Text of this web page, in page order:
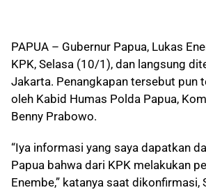
PAPUA – Gubernur Papua, Lukas
KPK, Selasa (10/1), dan langsung
Jakarta. Penangkapan tersebut pun
oleh Kabid Humas Polda Papua,
Benny Prabowo.
“Iya informasi yang saya dapatkan
Papua bahwa dari KPK melakukan
Enembe,” katanya saat dikonfirmasi,